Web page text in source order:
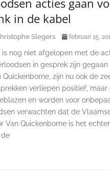
in de kabel
Slegers februari 15,
is nog niet afgelopen met de
in gesprek zijn
Quickenborne, zijn nu ook de
verliepen positief,
en worden voor
verwachten dat de
Van Quickenborne is het